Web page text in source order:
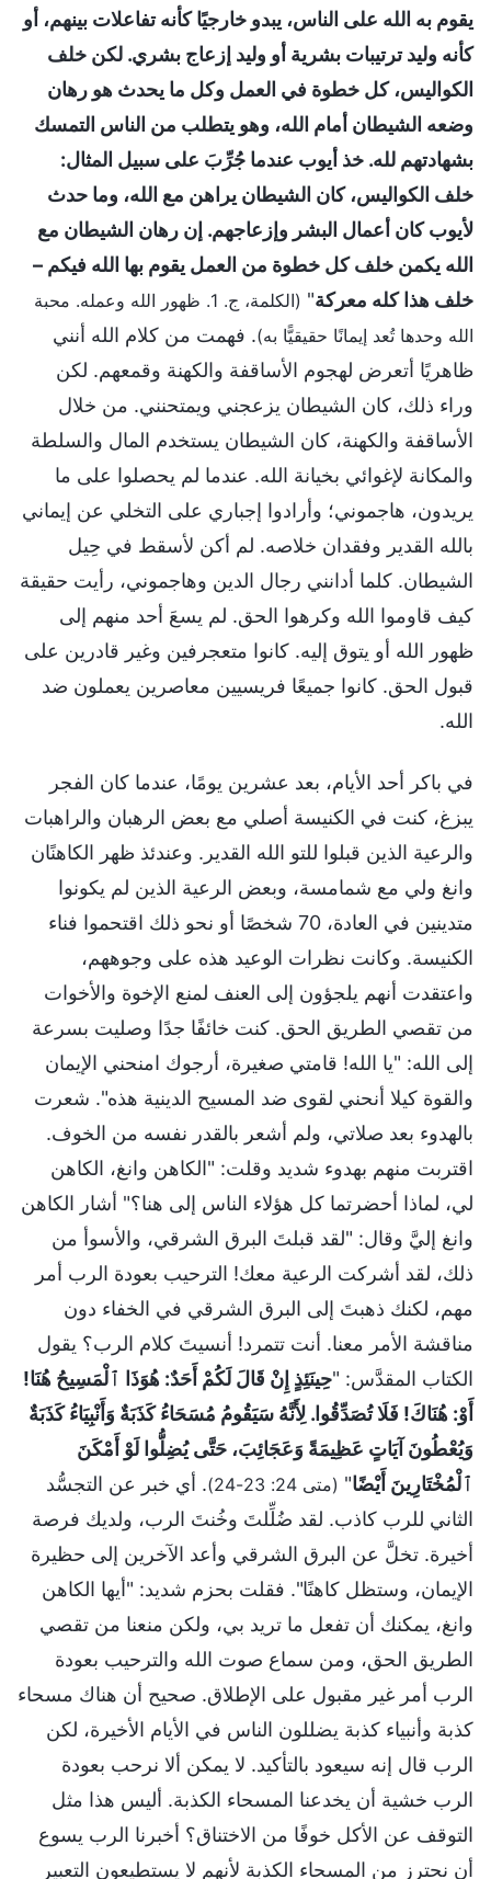
يقوم به الله على الناس، يبدو خارجيًا كأنه تفاعلات بينهم، أو
كأنه وليد ترتيبات بشرية أو وليد إزعاج بشري. لكن خلف
الكواليس، كل خطوة في العمل وكل ما يحدث هو رهان
وضعه الشيطان أمام الله، وهو يتطلب من الناس التمسك
بشهادتهم لله. خذ أيوب عندما جُرِّبَ على سبيل المثال:
خلف الكواليس، كان الشيطان يراهن مع الله، وما حدث
لأيوب كان أعمال البشر وإزعاجهم. إن رهان الشيطان مع
الله يكمن خلف كل خطوة من العمل يقوم بها الله فيكم –
خلف هذا كله معركة"
(الكلمة، ج. 1. ظهور الله وعمله. محبة
الله وحدها تُعد إيمانًا حقيقيًّا به). فهمت من كلام الله أنني
ظاهريًا أتعرض لهجوم الأساقفة والكهنة وقمعهم. لكن
وراء ذلك، كان الشيطان يزعجني ويمتحنني. من خلال
الأساقفة والكهنة، كان الشيطان يستخدم المال والسلطة
والمكانة لإغوائي بخيانة الله. عندما لم يحصلوا على ما
يريدون، هاجموني؛ وأرادوا إجباري على التخلي عن إيماني
بالله القدير وفقدان خلاصه. لم أكن لأسقط في حِيل
الشيطان. كلما أدانني رجال الدين وهاجموني، رأيت حقيقة
كيف قاوموا الله وكرهوا الحق. لم يسعَ أحد منهم إلى
ظهور الله أو يتوق إليه. كانوا متعجرفين وغير قادرين على
قبول الحق. كانوا جميعًا فريسيين معاصرين يعملون ضد
الله.
في باكر أحد الأيام، بعد عشرين يومًا، عندما كان الفجر
يبزغ، كنت في الكنيسة أصلي مع بعض الرهبان والراهبات
والرعية الذين قبلوا للتو الله القدير. وعندئذ ظهر الكاهنًان
وانغ ولي مع شمامسة، وبعض الرعية الذين لم يكونوا
متدينين في العادة، 70 شخصًا أو نحو ذلك اقتحموا فناء
الكنيسة. وكانت نظرات الوعيد هذه على وجوههم،
واعتقدت أنهم يلجؤون إلى العنف لمنع الإخوة والأخوات
من تقصي الطريق الحق. كنت خائفًا جدًا وصليت بسرعة
إلى الله: "يا الله! قامتي صغيرة، أرجوك امنحني الإيمان
والقوة كيلا أنحني لقوى ضد المسيح الدينية هذه". شعرت
بالهدوء بعد صلاتي، ولم أشعر بالقدر نفسه من الخوف.
اقتربت منهم بهدوء شديد وقلت: "الكاهن وانغ، الكاهن
لي، لماذا أحضرتما كل هؤلاء الناس إلى هنا؟" أشار الكاهن
وانغ إليَّ وقال: "لقد قبلتَ البرق الشرقي، والأسوأ من
ذلك، لقد أشركت الرعية معك! الترحيب بعودة الرب أمر
مهم، لكنك ذهبتَ إلى البرق الشرقي في الخفاء دون
مناقشة الأمر معنا. أنت تتمرد! أنسيتَ كلام الرب؟ يقول
الكتاب المقدَّس: "حِينَئِذٍ إِنْ قَالَ لَكُمْ أَحَدٌ: هُوَذَا ٱلْمَسِيحُ هُنَا!
أَوْ: هُنَاكَ! فَلَا تُصَدِّقُوا. لِأَنَّهُ سَيَقُومُ مُسَحَاءُ كَذَبَةٌ وَأَنْبِيَاءُ كَذَبَةٌ
وَيُعْطُونَ آيَاتٍ عَظِيمَةً وَعَجَائِبَ، حَتَّى يُضِلُّوا لَوْ أَمْكَنَ
ٱلْمُخْتَارِينَ أَيْضًا" (متى 24: 23-24)
. أي خبر عن التجسُّد
الثاني للرب كاذب. لقد ضُلِّلتَ وخُنتَ الرب، ولديك فرصة
أخيرة. تخلَّ عن البرق الشرقي وأعد الآخرين إلى حظيرة
الإيمان، وستظل كاهنًا". فقلت بحزم شديد: "أيها الكاهن
وانغ، يمكنك أن تفعل ما تريد بي، ولكن منعنا من تقصي
الطريق الحق، ومن سماع صوت الله والترحيب بعودة
الرب أمر غير مقبول على الإطلاق. صحيح أن هناك مسحاء
كذبة وأنبياء كذبة يضللون الناس في الأيام الأخيرة، لكن
الرب قال إنه سيعود بالتأكيد. لا يمكن ألا نرحب بعودة
الرب خشية أن يخدعنا المسحاء الكذبة. أليس هذا مثل
التوقف عن الأكل خوفًا من الاختناق؟ أخبرنا الرب يسوع
أن نحترز من المسحاء الكذبة لأنهم لا يستطيعون التعبير